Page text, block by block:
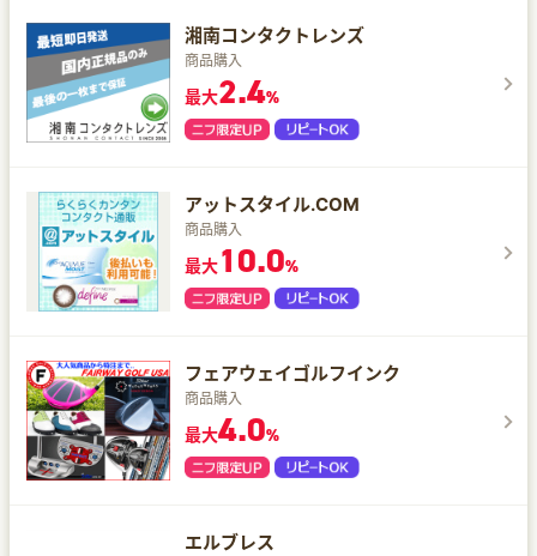
湘南コンタクトレンズ
商品購入
最大2.4%
アットスタイル.COM
商品購入
最大10.0%
フェアウェイゴルフインク
商品購入
最大4.0%
エルブレス